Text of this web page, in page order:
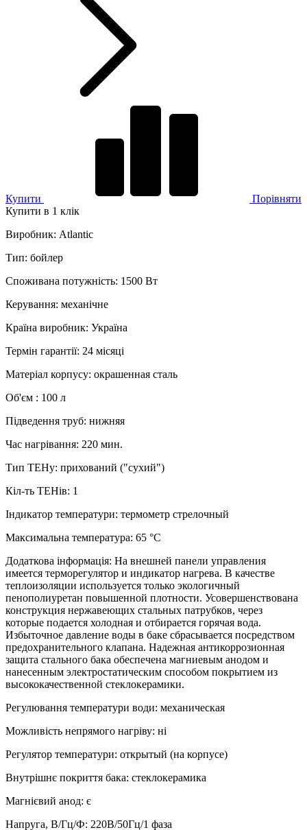
Купити
Порівняти
Купити в 1 клік
Виробник: Atlantic
Тип: бойлер
Споживана потужність: 1500 Вт
Керування: механічне
Країна виробник: Україна
Термін гарантії: 24 місяці
Матеріал корпусу: окрашенная сталь
Об'єм : 100 л
Підведення труб: нижняя
Час нагрівання: 220 мин.
Тип ТЕНу: прихований ("сухий")
Кіл-ть ТЕНів: 1
Індикатор температури: термометр стрелочный
Максимальна температура: 65 °C
Додаткова інформація: На внешней панели управления
имеется терморегулятор и индикатор нагрева. В качестве
теплоизоляции используется только экологичный
пенополиуретан повышенной плотности. Усовершенствована
конструкция нержавеющих стальных патрубков, через
которые подается холодная и отбирается горячая вода.
Избыточное давление воды в баке сбрасывается посредством
предохранительного клапана. Надежная антикоррозионная
защита стального бака обеспечена магниевым анодом и
нанесенным электростатическим способом покрытием из
высококачественной стеклокерамики.
Регулювання температури води: механическая
Можливість непрямого нагріву: ні
Регулятор температури: открытый (на корпусе)
Внутрішнє покриття бака: стеклокерамика
Магнієвий анод: є
Напруга, В/Гц/Ф: 220В/50Гц/1 фаза